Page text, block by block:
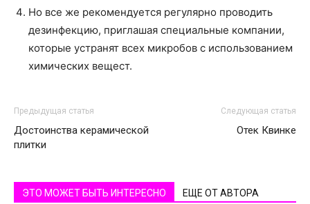
Но все же рекомендуется регулярно проводить
дезинфекцию, приглашая специальные компании,
которые устранят всех микробов с использованием
химических вещест.
Предыдущая статья
Достоинства керамической
плитки
Следующая статья
Отек Квинке
ЭТО МОЖЕТ БЫТЬ ИНТЕРЕСНО ЕЩЕ ОТ АВТОРА